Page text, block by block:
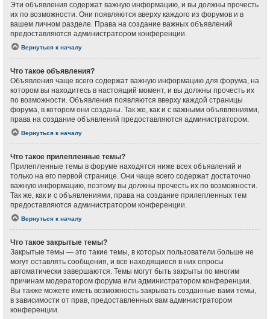
Эти объявления содержат важную информацию, и вы должны прочесть
их по возможности. Они появляются вверху каждого из форумов и в
вашем личном разделе. Права на создание важных объявлений
предоставляются администратором конференции.
Вернуться к началу
Что такое объявления?
Объявления чаще всего содержат важную информацию для форума, на
котором вы находитесь в настоящий момент, и вы должны прочесть их
по возможности. Объявления появляются вверху каждой страницы
форума, в котором они созданы. Так же, как и с важными объявлениями,
права на создание объявлений предоставляются администратором.
Вернуться к началу
Что такое прилепленные темы?
Прилепленные темы в форуме находятся ниже всех объявлений и
только на его первой странице. Они чаще всего содержат достаточно
важную информацию, поэтому вы должны прочесть их по возможности.
Так же, как и с объявлениями, права на создание прилепленных тем
предоставляются администратором конференции.
Вернуться к началу
Что такое закрытые темы?
Закрытые темы — это такие темы, в которых пользователи больше не
могут оставлять сообщения, и все находящиеся в них опросы
автоматически завершаются. Темы могут быть закрыты по многим
причинам модератором форума или администратором конференции.
Вы также можете иметь возможность закрывать созданные вами темы,
в зависимости от прав, предоставленных вам администратором
конференции.